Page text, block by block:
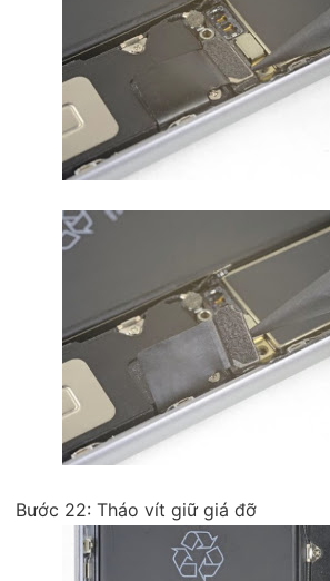
Bước 22: Tháo vít giữ giá đỡ